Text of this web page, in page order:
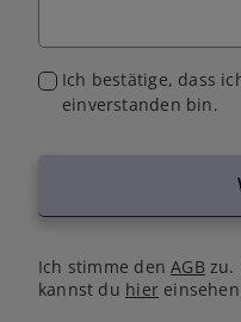
Ich bestätige, dass
einverstanden bin.
Ich stimme denAGB zu.
kannst du hier